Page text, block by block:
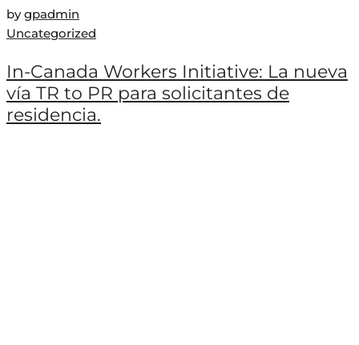
bygpadmin
Uncategorized
In-Canada Workers Initiative: La nueva
vía TR to PR para solicitantes de
residencia.